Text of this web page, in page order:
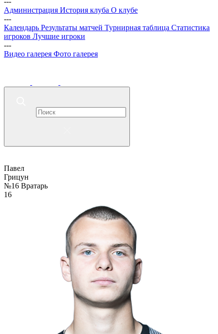
Администрация История клуба О клубе
---
Календарь Результаты матчей Турнирная таблица Статистика
игроков Лучшие игроки
---
Видео галерея Фото галерея
Павел
Грицун
№16 Вратарь
16